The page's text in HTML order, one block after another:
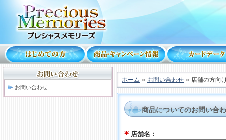
お問い合わせ
ホーム » お問い合わせ » 店舗の方向
商品についてのお問い合
店舗名：
*